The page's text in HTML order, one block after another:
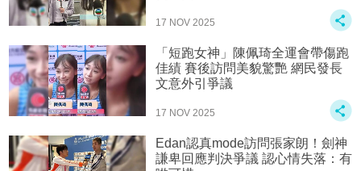
17 NOV 2025
「短跑女神」陳佩琦全運會帶傷跑
佳績 賽後訪問美貌驚艷 網民發長
文意外引爭議
17 NOV 2025
Edan認真mode訪問張家朗！劍神
謙卑回應判決爭議 認心情失落：有